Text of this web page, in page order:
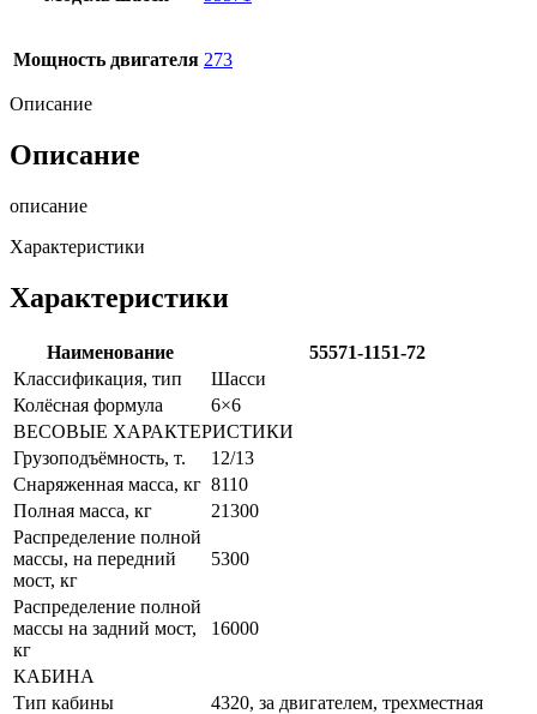
Мощность двигателя 273
Описание
Описание
описание
Характеристики
Характеристики
Наименование
55571-1151-72
Классификация, тип
Шасси
Колёсная формула
6×6
ВЕСОВЫЕ ХАРАКТЕРИСТИКИ
Грузоподъёмность, т.
12/13
Снаряженная масса, кг 8110
Полная масса, кг
21300
Распределение полной
массы, на передний
мост, кг
5300
Распределение полной
массы на задний мост,
кг
16000
КАБИНА
Тип кабины
4320, за двигателем, трехместная